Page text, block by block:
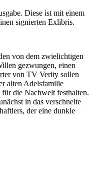
Diese ist mit einem
signierten Exlibris.
von dem zwielichtigen
gezwungen, einen
von TV Verity sollen
alten Adelsfamilie
die Nachwelt festhalten.
in das verschneite
der eine dunkle